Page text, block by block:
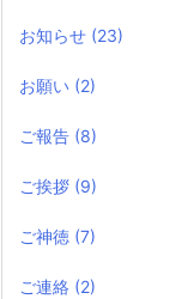
お知らせ (23)
お願い (2)
ご報告 (8)
ご挨拶 (9)
ご神徳 (7)
ご連絡 (2)